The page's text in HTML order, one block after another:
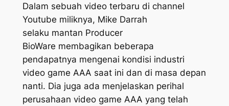
Dalam sebuah video terbaru di channel
Youtube miliknya, Mike Darrah
selaku mantan Producer
BioWare membagikan beberapa
pendapatnya mengenai kondisi industri
video game AAA saat ini dan di masa depan
nanti. Dia juga ada menjelaskan perihal
perusahaan video game AAA yang telah